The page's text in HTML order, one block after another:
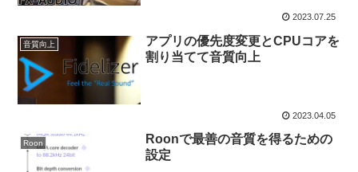
2023.07.25
音質向上
アプリの優先度変更とCPUコアを
割り当てて音質向上
2023.04.05
Roon
Roonで最善の音質を得るための
設定